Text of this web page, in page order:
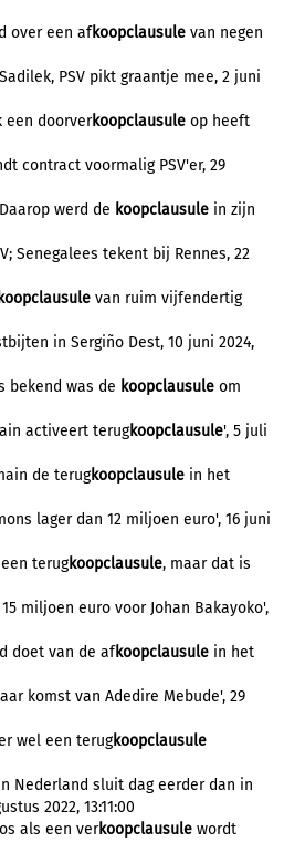
over een afkoopclausule van negen
PSV pikt graantje mee, 2 juni
een doorverkoopclausule op heeft
contract voormalig PSV'er, 29
werd de koopclausule in zijn
Senegalees tekent bij Rennes, 22
van ruim vijfendertig
in Sergiño Dest, 10 juni 2024,
bekend was de koopclausule om
activeert terugkoopclausule', 5 juli
de terugkoopclausule in het
lager dan 12 miljoen euro', 16 juni
terugkoopclausule, maar dat is
miljoen euro voor Johan Bakayoko',
doet van de afkoopclausule in het
komst van Adedire Mebude', 29
wel een terugkoopclausule
Nederland sluit dag eerder dan in
2022, 13:11:00
als een verkoopclausule wordt